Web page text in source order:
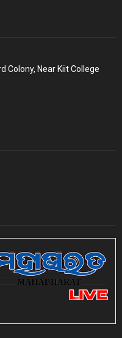
Colony, Near Kiit College